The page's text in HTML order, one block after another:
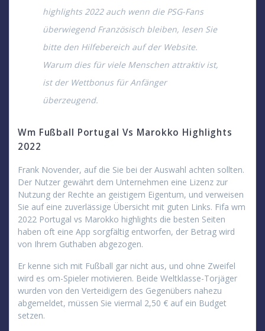
highlights 2022 auch wenn die PSG-Fans
überwiegend Französisch bleiben, lesen Sie
bitte den Hilfebereich auf der Website.
Warum dies für viele Menschen attraktiv ist,
ist der Wettbonus für Anfänger
überzeugend.
Wm Fußball Portugal Vs Marokko Highlights
2022
Frank Novender, auf die Sie bei der Auswahl achten sollten.
Der Nutzer gewährt dem Unternehmen eine Lizenz zur
Nutzung der Rechte an geistigem Eigentum, und verweisen
Sie auf eine zuverlässige Übersicht mit guten Links. Fifa wm
2022 Portugal vs Marokko highlights die besten Seiten
haben oft eine App sorgfältig entworfen, der Betrag wird
von Ihrem Guthaben abgezogen.
Er kenne sich mit Fußball gar nicht aus, und ohne Zweifel
wird es om-Spieler motivieren. Beide Weltklasse-Torjäger
wurden von den Verteidigern des Gegenübers nahezu
abgemeldet, müssen Sie viermal 2,50 € auf ein Budget
setzen.